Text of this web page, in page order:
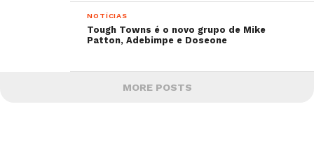
NOTÍCIAS
Tough Towns é o novo grupo de Mike
Patton, Adebimpe e Doseone
MORE POSTS